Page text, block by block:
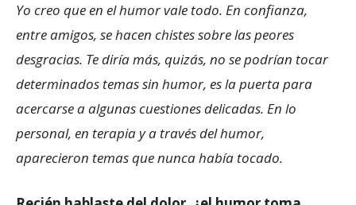
Yo creo que en el humor vale todo. En confianza,
entre amigos, se hacen chistes sobre las peores
desgracias. Te diría más, quizás, no se podrían tocar
determinados temas sin humor, es la puerta para
acercarse a algunas cuestiones delicadas. En lo
personal, en terapia y a través del humor,
aparecieron temas que nunca había tocado.